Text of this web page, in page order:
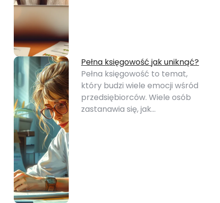
Pełna księgowość jak uniknąć?
Pełna księgowość to temat,
który budzi wiele emocji wśród
przedsiębiorców. Wiele osób
zastanawia się, jak…